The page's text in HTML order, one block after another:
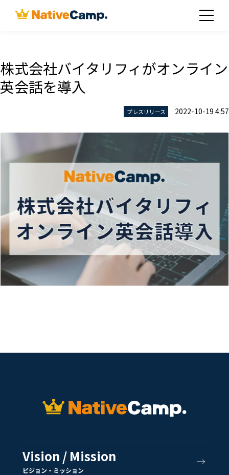
株式会社バイタリフィがオンライン
英会話を導入
プレスリリース 2022-10-19 4:57
Vision / Mission
ビジョン・ミッション